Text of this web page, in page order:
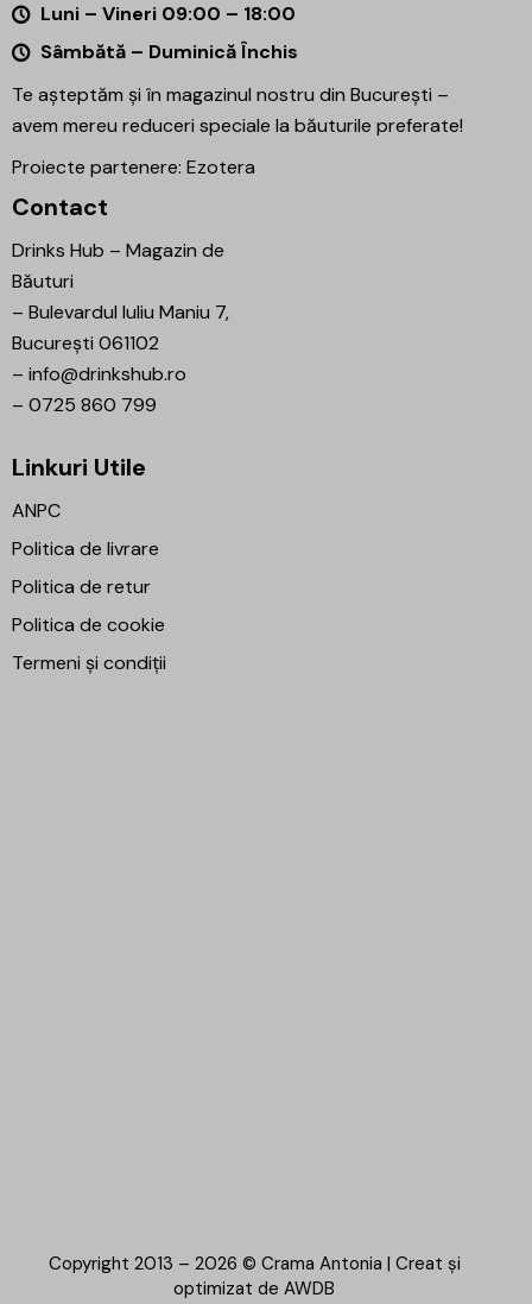
Luni – Vineri 09:00 – 18:00
Sâmbătă – Duminică Închis
Te așteptăm și în magazinul nostru din București –
avem mereu reduceri speciale la băuturile preferate!
Proiecte partenere: Ezotera
Contact
Drinks Hub – Magazin de
Băuturi
– Bulevardul Iuliu Maniu 7,
București 061102
– info@drinkshub.ro
– 0725 860 799
Linkuri Utile
ANPC
Politica de livrare
Politica de retur
Politica de cookie
Termeni și condiții
Copyright 2013 – 2026 © Crama Antonia | Creat și
optimizat de AWDB